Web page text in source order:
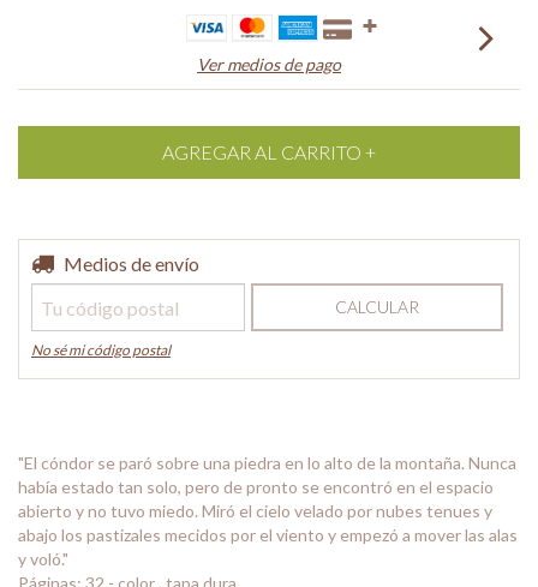
Ver medios de pago
Entregas para el CP:
Medios de envío
CALCULAR
No sé mi código postal
"El cóndor se paró sobre una piedra en lo alto de la montaña. Nunca
había estado tan solo, pero de pronto se encontró en el espacio
abierto y no tuvo miedo. Miró el cielo velado por nubes tenues y
abajo los pastizales mecidos por el viento y empezó a mover las alas
y voló."
Páginas: 32 - color . tapa dura